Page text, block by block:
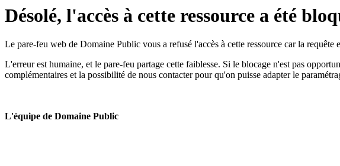
Désolé, l'accès à cette ressource a été
Le pare-feu web de Domaine Public vous a refusé l'accès à cette ressource car la requête
L'erreur est humaine, et le pare-feu partage cette faiblesse. Si le blocage n'est pas
complémentaires et la possibilité de nous contacter pour qu'on puisse adapter le
L'équipe de Domaine Public